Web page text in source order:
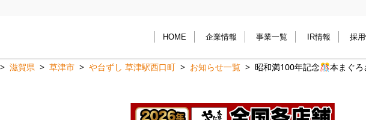
HOME 企業情報 事業一覧 IR情報 採
滋賀県 草津市 や台ずし 草津駅西口町 お知らせ一覧 昭和満100年記念🎊本まぐ